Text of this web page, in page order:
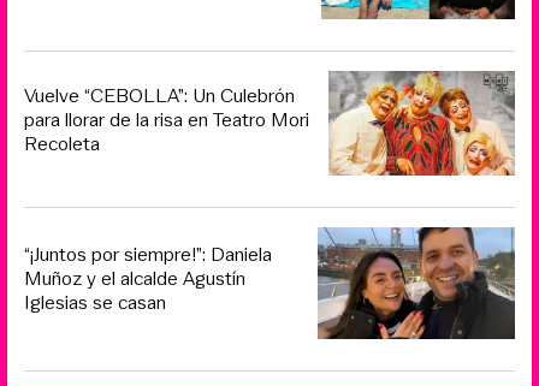
Vuelve “CEBOLLA”: Un Culebrón
para llorar de la risa en Teatro Mori
Recoleta
“¡Juntos por siempre!”: Daniela
Muñoz y el alcalde Agustín
Iglesias se casan